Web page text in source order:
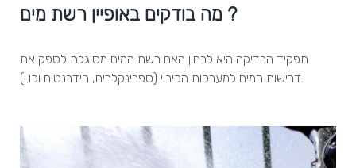
מה בודקים באופיין רשת מים ?
תפקיד הבדיקה היא לבחון האם רשת המים מסוגלת לספק את
דרישות המים למערכות הכיבוי (ספרינקלרים, הידרנטים וכו..).